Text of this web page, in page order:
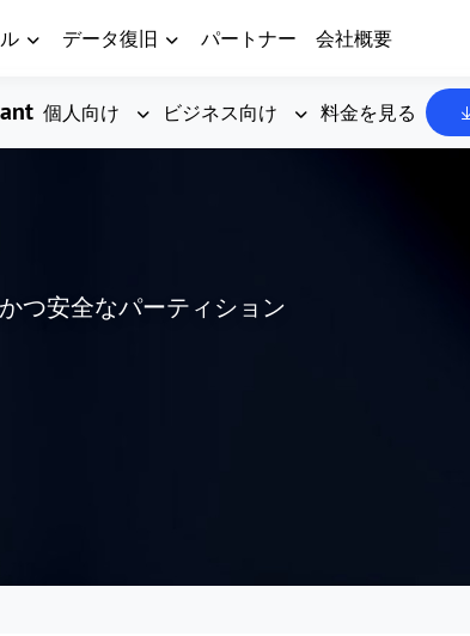
データ復旧 パートナー 会社概要
個人向け ビジネス向け 料金を見る
つ安全なパーティション